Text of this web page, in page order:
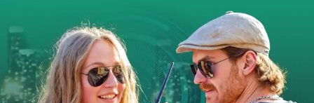
INT AT CH
DE
ES
FR UK
IE
IT
NL